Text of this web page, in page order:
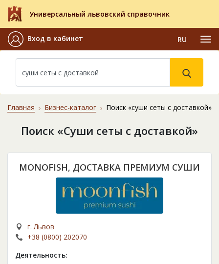
Универсальный львовский справочник
Вход в кабинет RU
Главная Бизнес-каталог Поиск «суши сеты с доставкой»
Поиск «Суши сеты с доставкой»
MONOFISH, ДОСТАВКА ПРЕМИУМ СУШИ
г. Львов
+38 (0800) 202070
Деятельность: